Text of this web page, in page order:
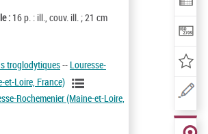
: 16 p. : ill., couv. ill. ; 21 cm
troglodytiques-- Louresse-
et-Loire, France)
Rochemenier (Maine-et-Loire,